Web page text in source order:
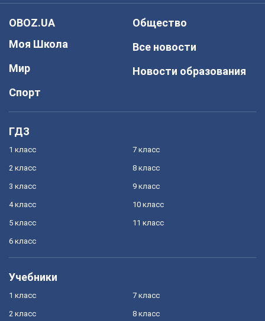
OBOZ.UA
Моя Школа
Мир
Спорт
Общество
Все новости
Новости образования
ГДЗ
1 класс
2 класс
3 класс
4 класс
5 класс
6 класс
7 класс
8 класс
9 класс
10 класс
11 класс
Учебники
1 класс
2 класс
7 класс
8 класс